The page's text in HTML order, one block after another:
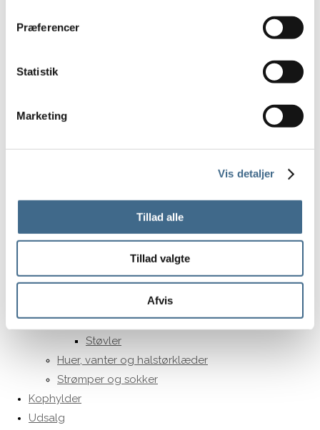
Præferencer
Statistik
Marketing
Vis detaljer
Tillad alle
Tillad valgte
Afvis
Overdele
Toppe
Nederdele
Shorts
Sko og støvler
Sko og sandaler
Støvler
Huer, vanter og halstørklæder
Strømper og sokker
Kophylder
Udsalg